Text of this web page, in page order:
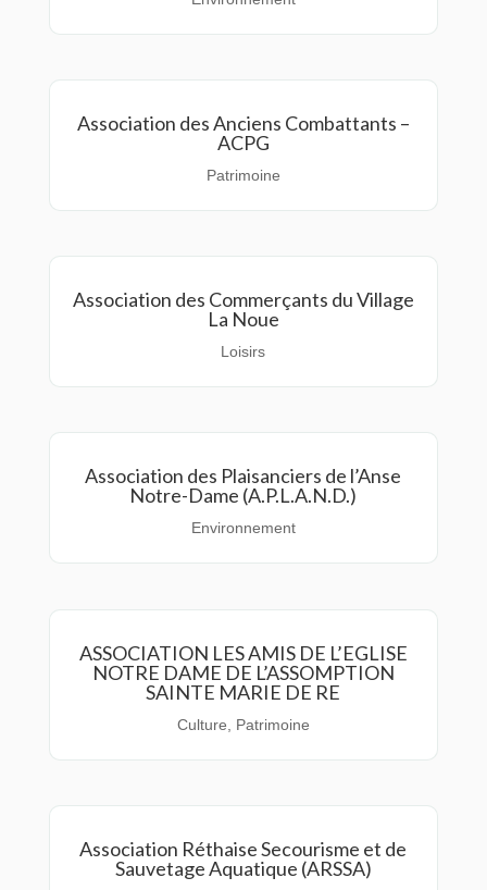
Association des Anciens Combattants –
ACPG
Patrimoine
Association des Commerçants du Village
La Noue
Loisirs
Association des Plaisanciers de l’Anse
Notre-Dame (A.P.L.A.N.D.)
Environnement
ASSOCIATION LES AMIS DE L’EGLISE
NOTRE DAME DE L’ASSOMPTION
SAINTE MARIE DE RE
Culture Patrimoine
Association Réthaise Secourisme et de
Sauvetage Aquatique (ARSSA)